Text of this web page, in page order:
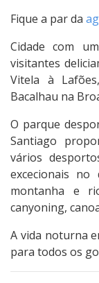
Fique a par da
Cidade com
visitantes
Vitela à
Bacalhau na
O parque
Santiago
vários
excecionais
montanha e
canyoning,
A vida noturna
para todos os